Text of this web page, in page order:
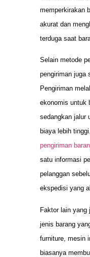
memperkirakan
akurat dan
terduga saat
Selain metode
pengiriman juga
Pengiriman
ekonomis untuk
sedangkan jalur
biaya lebih
pengiriman
satu informasi
pelanggan
ekspedisi yang
Faktor lain yang
jenis barang
furniture, mesin
biasanya